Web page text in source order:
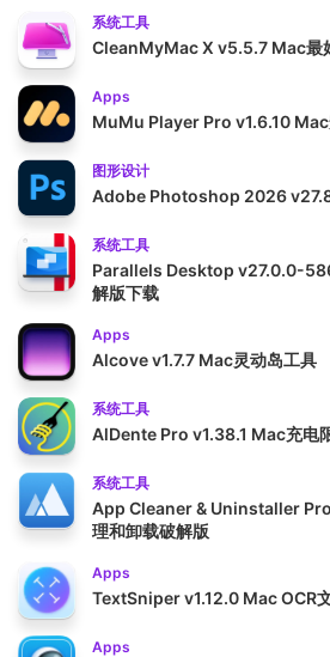
系统工具
CleanMyMac X v5.5.7 Mac最
Apps
MuMu Player Pro v1.6.10
图形设计
Adobe Photoshop 2026
系统工具
Parallels Desktop v27.0.0-
解版下载
Apps
Alcove v1.7.7 Mac灵动岛工具
系统工具
AlDente Pro v1.38.1 Mac充电
系统工具
App Cleaner & Uninstaller
理和卸载破解版
Apps
TextSniper v1.12.0 Mac OCR
Apps